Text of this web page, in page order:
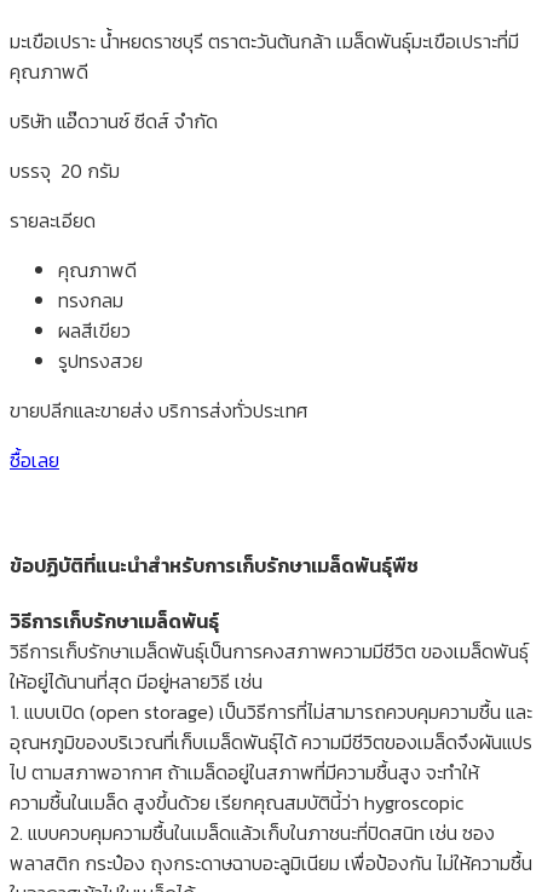
มะเขือเปราะ น้ำหยดราชบุรี ตราตะวันต้นกล้า เมล็ดพันธุ์มะเขือเปราะที่มี
คุณภาพดี
บริษัท แอ๊ดวานซ์ ซีดส์ จำกัด
บรรจุ 20 กรัม
รายละเอียด
คุณภาพดี
ทรงกลม
ผลสีเขียว
รูปทรงสวย
ขายปลีกและขายส่ง บริการส่งทั่วประเทศ
ซื้อเลย
ข้อปฏิบัติที่แนะนำสำหรับการเก็บรักษาเมล็ดพันธุ์พืช
วิธีการเก็บรักษาเมล็ดพันธุ์
วิธีการเก็บรักษาเมล็ดพันธุ์เป็นการคงสภาพความมีชีวิต ของเมล็ดพันธุ์
ให้อยู่ได้นานที่สุด มีอยู่หลายวิธี เช่น
1. แบบเปิด (open storage) เป็นวิธีการที่ไม่สามารถควบคุมความชื้น และ
อุณหภูมิของบริเวณที่เก็บเมล็ดพันธุ์ได้ ความมีชีวิตของเมล็ดจึงผันแปร
ไป ตามสภาพอากาศ ถ้าเมล็ดอยู่ในสภาพที่มีความชื้นสูง จะทำให้
ความชื้นในเมล็ด สูงขึ้นด้วย เรียกคุณสมบัตินี้ว่า hygroscopic
2. แบบควบคุมความชื้นในเมล็ดแล้วเก็บในภาชนะที่ปิดสนิท เช่น ซอง
พลาสติก กระป๋อง ถุงกระดาษฉาบอะลูมิเนียม เพื่อป้องกัน ไม่ให้ความชื้น